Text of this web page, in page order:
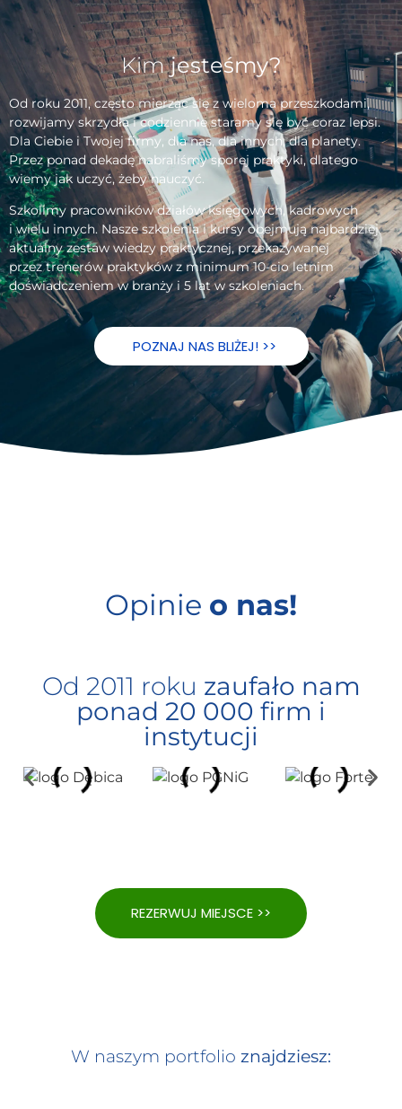
Kimjesteśmy?
Od roku 2011, często mierząc się z wieloma przeszkodami,
rozwijamy skrzydła i codziennie staramy się być coraz lepsi.
Dla Ciebie i Twojej firmy, dla nas, dla innych, dla planety.
Przez ponad dekadę nabraliśmy sporej praktyki, dlatego
wiemy jak uczyć, żeby nauczyć.
Szkolimy pracowników działów księgowych, kadrowych
i wielu innych. Nasze szkolenia i kursy obejmują najbardziej
aktualny zestaw wiedzy praktycznej, przekazywanej
przez trenerów praktyków z minimum 10-cio letnim
doświadczeniem w branży i 5 lat w szkoleniach.
POZNAJ NAS BLIŻEJ! >>
Opinie o nas!
Od 2011 roku zaufało nam
ponad 20 000 firm i
instytucji
REZERWUJ MIEJSCE >>
W naszym portfolio znajdziesz: